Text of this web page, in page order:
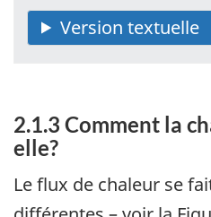
2.1.3 Comment la
elle?
Le flux de chaleur se